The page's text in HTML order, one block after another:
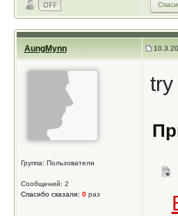
AungMynn
Группа: Пользователи
Сообщений: 2
Спасибо сказали: 0раз
try